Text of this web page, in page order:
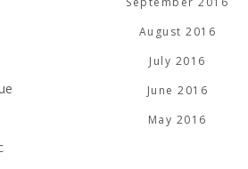
August 2016
July 2016
June 2016
May 2016